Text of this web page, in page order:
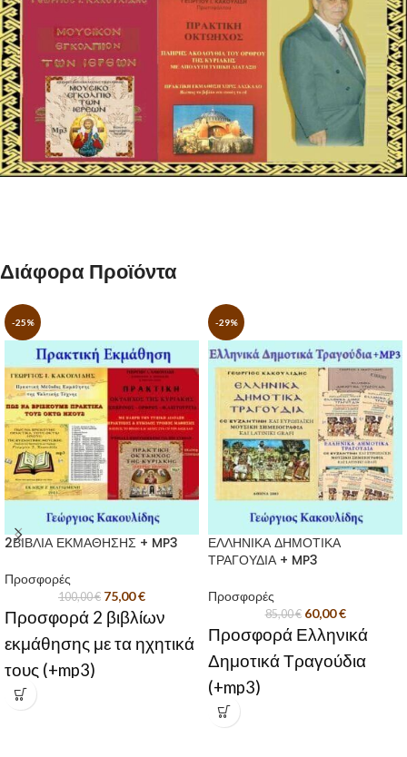
Διάφορα Προϊόντα
-25%
2ΒΙΒΛΙΑ ΕΚΜΑΘΗΣΗΣ + MP3
Προσφορές
100,00€ 75,00€
Προσφορά 2 βιβλίων
εκμάθησης με τα ηχητικά
τους (+mp3)
-29%
ΕΛΛΗΝΙΚΑ ΔΗΜΟΤΙΚΑ
ΤΡΑΓΟΥΔΙΑ + MP3
Προσφορές
85,00€ 60,00€
Προσφορά Ελληνικά
Δημοτικά Τραγούδια
(+mp3)